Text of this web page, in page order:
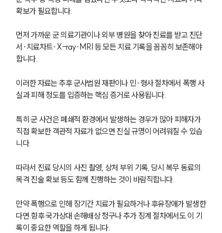
확보가 필요합니다.
먼저 가까운 군 의료기관이나 외부 병원을 찾아 진료를 받고 진단
서·치료차트·X-ray·MRI 등 모든 치료 기록을 꼼꼼히 보존해야
합니다.
이러한 자료는 추후 군사법원 재판이나 민·형사 절차에서 폭행 사
실과 피해 정도를 입증하는 핵심 증거로 사용됩니다.
특히 군 사건은 폐쇄적 환경에서 발생하는 경우가 많아 피해자가
직접 확보한 객관적 자료가 없으면 진실 규명이 어려워질 수 있습
니다.
따라서 진료 당시의 사진 촬영, 상처 부위 기록, 당시 복무 동료의
목격 진술 확보 등도 함께 진행하는 것이 바람직합니다.
만약 폭행으로 인해 장기간 치료가 필요하거나 후유장애가 발생한
다면 향후 국가상대 손해배상 청구나 추가 징계 절차에서도 이 기
록이 중요한 역할을 하게 됩니다.